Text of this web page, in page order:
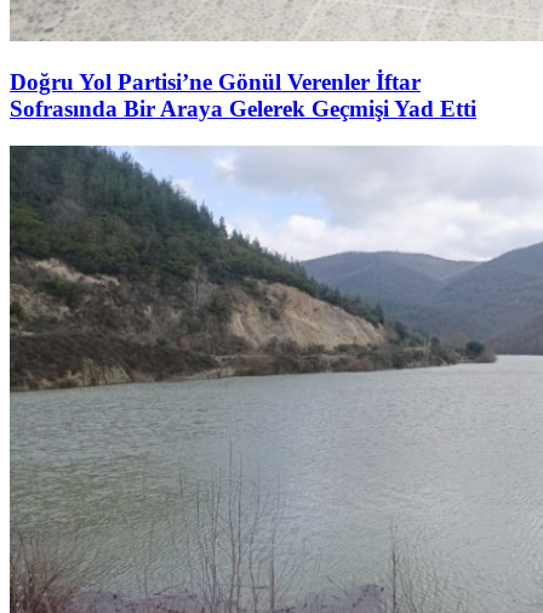
Doğru Yol Partisi’ne Gönül Verenler İftar
Sofrasında Bir Araya Gelerek Geçmişi Yad Etti